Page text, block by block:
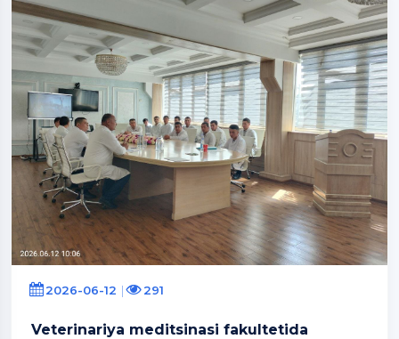
2026-06-12 291
Veterinariya meditsinasi fakultetida